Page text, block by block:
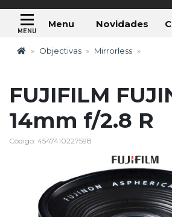
Menu Novidades
Objectivas Mirrorless
FUJIFILM
14mm f/2.8 R
Código: 4547410227598